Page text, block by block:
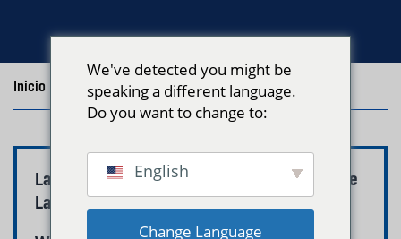
Inicio / Posts with the tag "southie"
Lavado y Doblado South Boston MA – Neptune
Laundry
We've detected you might be
speaking a different language.
Do you want to change to:
English
Change Language